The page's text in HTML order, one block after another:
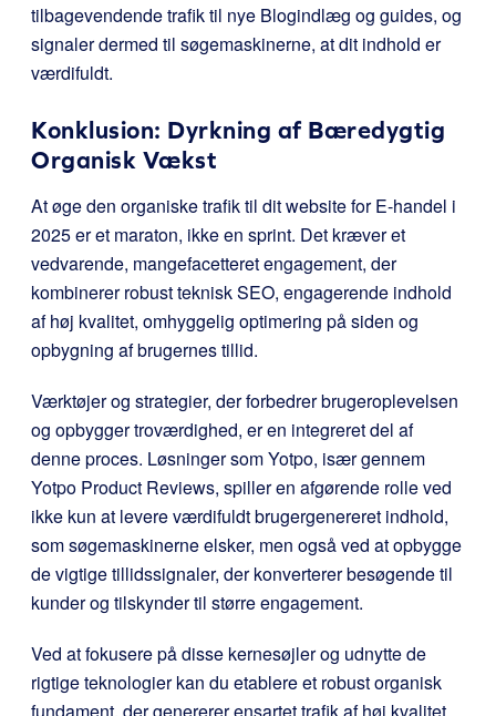
tilbagevendende trafik til nye Blogindlæg og guides, og
signaler dermed til søgemaskinerne, at dit indhold er
værdifuldt.
Konklusion: Dyrkning af Bæredygtig
Organisk Vækst
At øge den organiske trafik til dit website for E-handel i
2025 er et maraton, ikke en sprint. Det kræver et
vedvarende, mangefacetteret engagement, der
kombinerer robust teknisk SEO, engagerende indhold
af høj kvalitet, omhyggelig optimering på siden og
opbygning af brugernes tillid.
Værktøjer og strategier, der forbedrer brugeroplevelsen
og opbygger troværdighed, er en integreret del af
denne proces. Løsninger som Yotpo, især gennem
Yotpo Product Reviews, spiller en afgørende rolle ved
ikke kun at levere værdifuldt brugergenereret indhold,
som søgemaskinerne elsker, men også ved at opbygge
de vigtige tillidssignaler, der konverterer besøgende til
kunder og tilskynder til større engagement.
Ved at fokusere på disse kernesøjler og udnytte de
rigtige teknologier kan du etablere et robust organisk
fundament, der genererer ensartet trafik af høj kvalitet